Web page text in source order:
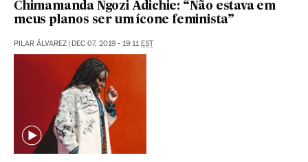
Chimamanda Ngozi Adichie: “Não estava em
meus planos ser um ícone feminista”
PILAR ÁLVAREZ DEC 07, 2019 - 19:11 EST